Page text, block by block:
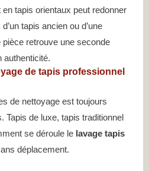
tapis orientaux peut redonner
tapis ancien ou d’une
retrouve une seconde
authenticité.
de tapis professionnel
de nettoyage est toujours
Tapis de luxe, tapis traditionnel
se déroule le lavage tapis
déplacement.